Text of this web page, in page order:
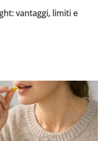
vantaggi, limiti e